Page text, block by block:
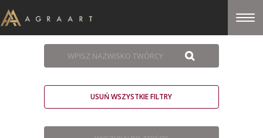
USUŃ WSZYSTKIE FILTRY